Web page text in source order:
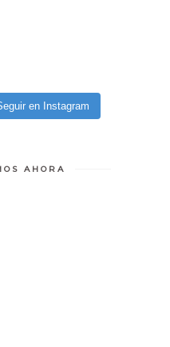
en Instagram
AHORA